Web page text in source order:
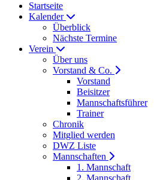
Startseite
Kalender
Überblick
Nächste Termine
Verein
Über uns
Vorstand & Co.
Vorstand
Beisitzer
Mannschaftsführer
Trainer
Chronik
Mitglied werden
DWZ Liste
Mannschaften
1. Mannschaft
2. Mannschaft